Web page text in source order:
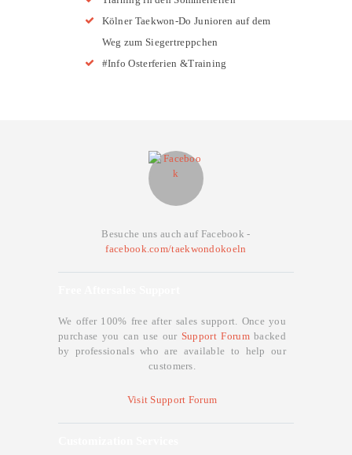
Kölner Taekwon-Do Junioren auf dem
Weg zum Siegertreppchen
#Info Osterferien &Training
Besuche uns auch auf Facebook -
facebook.com/taekwondokoeln
We offer 100% free after sales support. Once you
purchase you can use our Support Forumbacked
by professionals who are available to help our
customers.
Visit Support Forum